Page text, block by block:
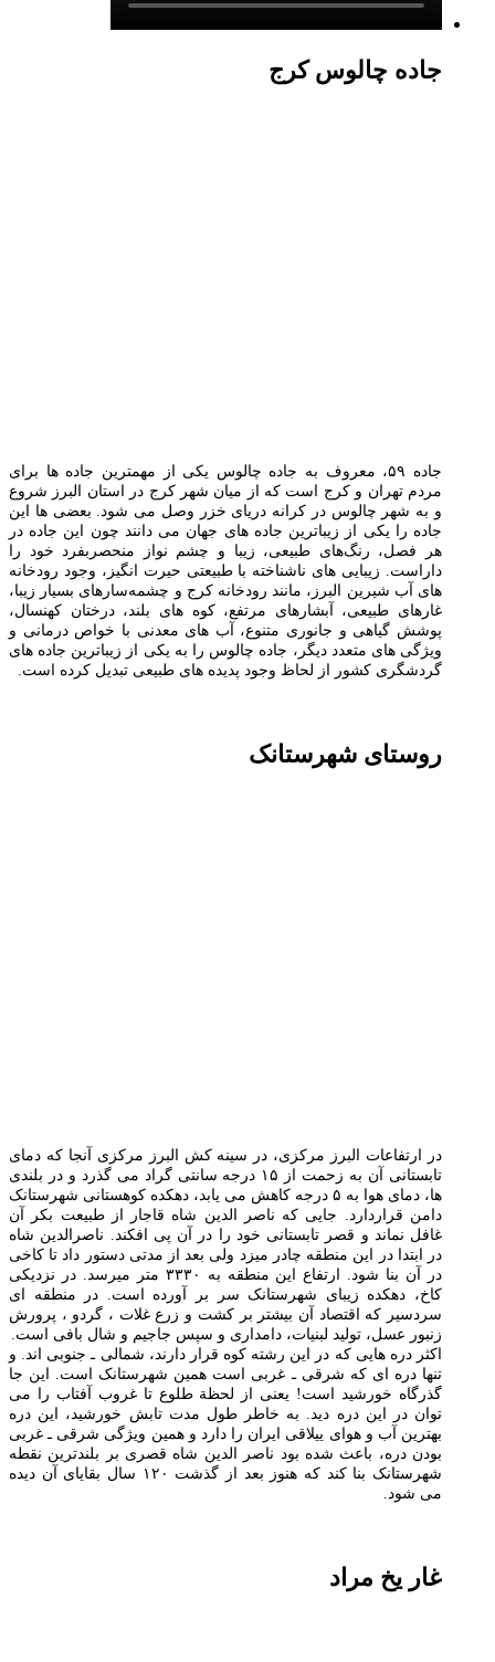
جاده چالوس کرج
جاده ۵۹، معروف به جاده چالوس یکی از مهمترین جاده ها برای
مردم تهران و کرج است که از میان شهر کرج در استان البرز شروع
و به شهر چالوس در کرانه دریای خزر وصل می شود. بعضی ها این
جاده را یکی از زیباترین جاده های جهان می دانند چون این جاده در
هر فصل، رنگ‌های طبیعی، زیبا و چشم نواز منحصربفرد خود را
داراست. زیبایی های ناشناخته با طبیعتی حیرت انگیز، وجود رودخانه
های آب شیرین البرز، مانند رودخانه کرج و چشمه‌سارهای بسیار زیبا،
غارهای طبیعی، آبشارهای مرتفع، کوه های بلند، درختان کهنسال،
پوشش گیاهی و جانوری متنوع، آب های معدنی با خواص درمانی و
ویژگی های متعدد دیگر، جاده چالوس را به یکی از زیباترین جاده های
گردشگری کشور از لحاظ وجود پدیده های طبیعی تبدیل کرده است.
روستای شهرستانک
در ارتفاعات البرز مرکزی، در سینه کش البرز مرکزی آنجا که دمای
تابستانی آن به زحمت از ۱۵ درجه سانتی گراد می گذرد و در بلندی
ها، دمای هوا به ۵ درجه کاهش می یابد، دهکده کوهستانی شهرستانک
دامن قراردارد. جایی که ناصر الدین شاه قاجار از طبیعت بکر آن
غافل نماند و قصر تابستانی خود را در آن پی افکند. ناصرالدین شاه
در ابتدا در این منطقه چادر میزد ولی بعد از مدتی دستور داد تا کاخی
در آن بنا شود. ارتفاع این منطقه به ۳۳۳۰ متر میرسد. در نزدیکی
کاخ، دهکده زیبای شهرستانک سر بر آورده است. در منطقه ای
سردسیر که اقتصاد آن بیشتر بر کشت و زرع غلات ، گردو ، پرورش
زنبور عسل، تولید لبنیات، دامداری و سپس جاجیم و شال بافی است.
اکثر دره هایی که در این رشته کوه قرار دارند، شمالی ـ جنوبی اند. و
تنها دره ای که شرقی ـ غربی است همین شهرستانک است. این جا
گذرگاه خورشید است! یعنی از لحظة طلوع تا غروب آفتاب را می
توان در این دره دید. به خاطر طول مدت تابش خورشید، این دره
بهترین آب و هوای ییلاقی ایران را دارد و همین ویژگی شرقی ـ غربی
بودن دره، باعث شده بود ناصر الدین شاه قصری بر بلندترین نقطه
شهرستانک بنا کند که هنوز بعد از گذشت ۱۲۰ سال بقایای آن دیده
می شود.
غار یخ مراد